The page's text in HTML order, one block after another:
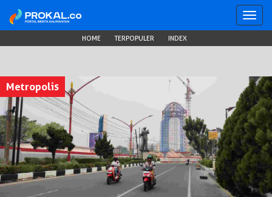
HOME TERPOPULER INDEX
Metropolis